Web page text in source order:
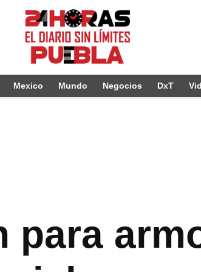
Mexico Mundo Negocios DxT
para